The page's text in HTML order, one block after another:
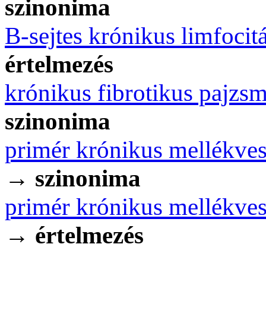
szinonima
B-sejtes krónikus
értelmezés
krónikus fibrotikus
szinonima
primér krónikus
→ szinonima
primér krónikus
→ értelmezés